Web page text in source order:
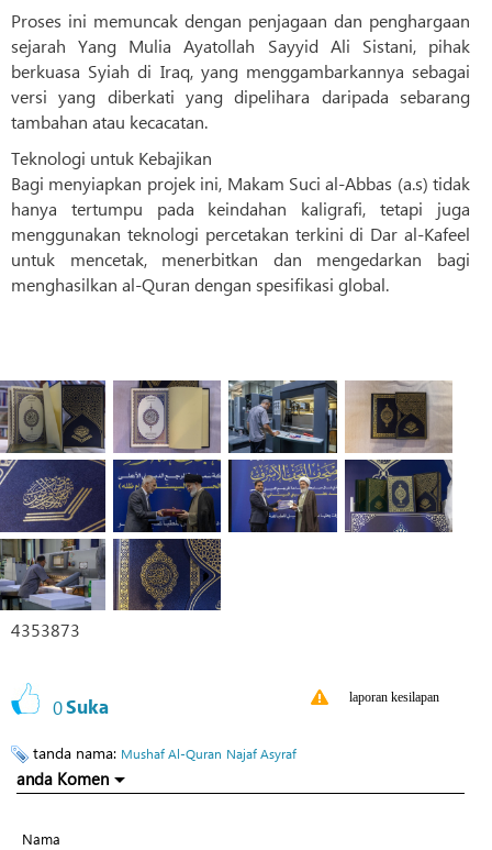
Proses ini memuncak dengan penjagaan dan penghargaan
sejarah Yang Mulia Ayatollah Sayyid Ali Sistani, pihak
berkuasa Syiah di Iraq, yang menggambarkannya sebagai
versi yang diberkati yang dipelihara daripada sebarang
tambahan atau kecacatan.
Teknologi untuk Kebajikan
Bagi menyiapkan projek ini, Makam Suci al-Abbas (a.s) tidak
hanya tertumpu pada keindahan kaligrafi, tetapi juga
menggunakan teknologi percetakan terkini di Dar al-Kafeel
untuk mencetak, menerbitkan dan mengedarkan bagi
menghasilkan al-Quran dengan spesifikasi global.
4353873
0Suka laporan kesilapan
tanda nama: Mushaf Al-Quran Najaf Asyraf
anda Komen
Nama